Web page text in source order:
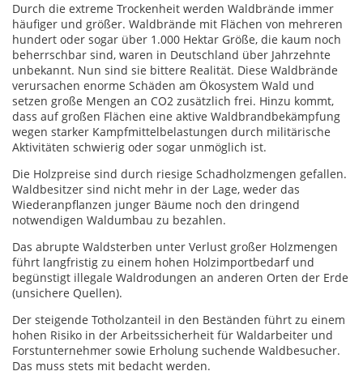
Durch die extreme Trockenheit werden Waldbrände immer
häufiger und größer. Waldbrände mit Flächen von mehreren
hundert oder sogar über 1.000 Hektar Größe, die kaum noch
beherrschbar sind, waren in Deutschland über Jahrzehnte
unbekannt. Nun sind sie bittere Realität. Diese Waldbrände
verursachen enorme Schäden am Ökosystem Wald und
setzen große Mengen an CO2 zusätzlich frei. Hinzu kommt,
dass auf großen Flächen eine aktive Waldbrandbekämpfung
wegen starker Kampfmittelbelastungen durch militärische
Aktivitäten schwierig oder sogar unmöglich ist.
Die Holzpreise sind durch riesige Schadholzmengen gefallen.
Waldbesitzer sind nicht mehr in der Lage, weder das
Wiederanpflanzen junger Bäume noch den dringend
notwendigen Waldumbau zu bezahlen.
Das abrupte Waldsterben unter Verlust großer Holzmengen
führt langfristig zu einem hohen Holzimportbedarf und
begünstigt illegale Waldrodungen an anderen Orten der Erde
(unsichere Quellen).
Der steigende Totholzanteil in den Beständen führt zu einem
hohen Risiko in der Arbeitssicherheit für Waldarbeiter und
Forstunternehmer sowie Erholung suchende Waldbesucher.
Das muss stets mit bedacht werden.